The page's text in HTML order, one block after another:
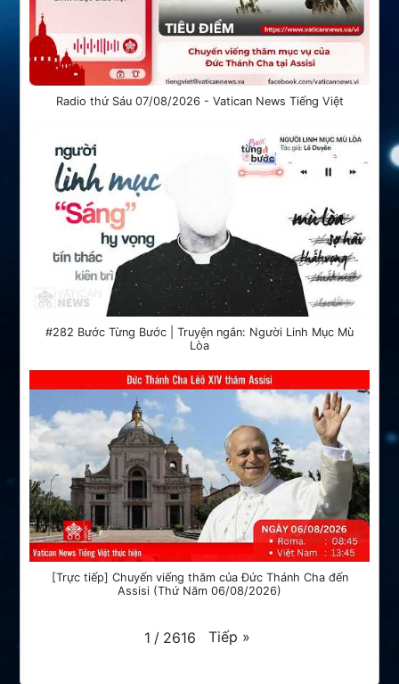
Radio thứ Sáu 07/08/2026 - Vatican News Tiếng Việt
#282 Bước Từng Bước | Truyện ngắn: Người Linh Mục Mù
Lòa
[Trực tiếp] Chuyến viếng thăm của Đức Thánh Cha đến
Assisi (Thứ Năm 06/08/2026)
1 / 2616 Tiếp »